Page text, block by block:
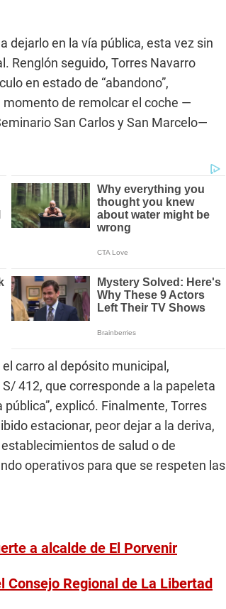
dejarlo en la vía pública, esta vez sin
Renglón seguido, Torres Navarro
en estado de “abandono”,
de remolcar el coche —
San Carlos y San Marcelo—
carro al depósito municipal,
412, que corresponde a la papeleta
explicó. Finalmente, Torres
estacionar, peor dejar a la deriva,
de salud o de
operativos para que se respeten las
a alcalde de El Porvenir
Consejo Regional de La Libertad